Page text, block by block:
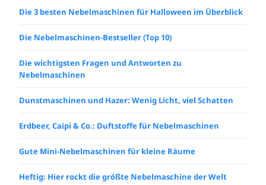
Die 3 besten Nebelmaschinen für Halloween im Überblick
Die Nebelmaschinen-Bestseller (Top 10)
Die wichtigsten Fragen und Antworten zu
Nebelmaschinen
Dunstmaschinen und Hazer: Wenig Licht, viel Schatten
Erdbeer, Caipi & Co.: Duftstoffe für Nebelmaschinen
Gute Mini-Nebelmaschinen für kleine Räume
Heftig: Hier rockt die größte Nebelmaschine der Welt